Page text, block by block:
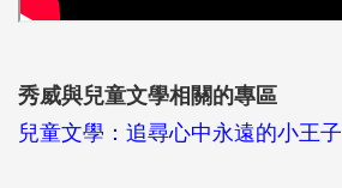
秀威與兒童文學相關的專區
兒童文學：追尋心中永遠的小王子